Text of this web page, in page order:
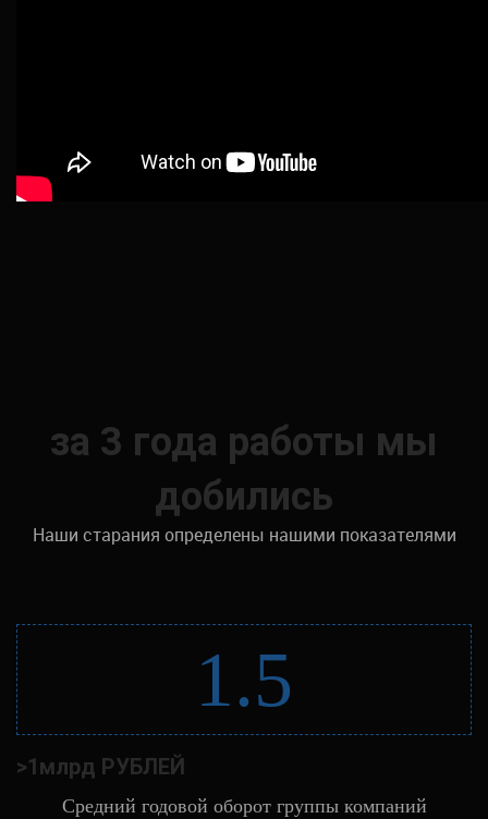
за 3 года работы мы
добились
Наши старания определены нашими показателями
1.5
>1млрд РУБЛЕЙ
Средний годовой оборот группы компаний